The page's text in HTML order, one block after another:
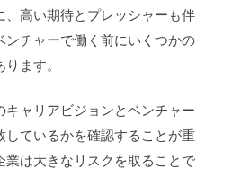
、高い期待とプレッシャーも伴
ンチャーで働く前にいくつかの
ます。
キャリアビジョンとベンチャー
しているかを確認することが重
業は大きなリスクを取ることで